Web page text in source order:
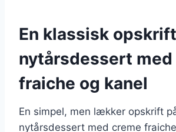
En klassisk
nytårsdessert med
fraiche og kanel
En simpel, men lækker opskrift
nytårsdessert med creme